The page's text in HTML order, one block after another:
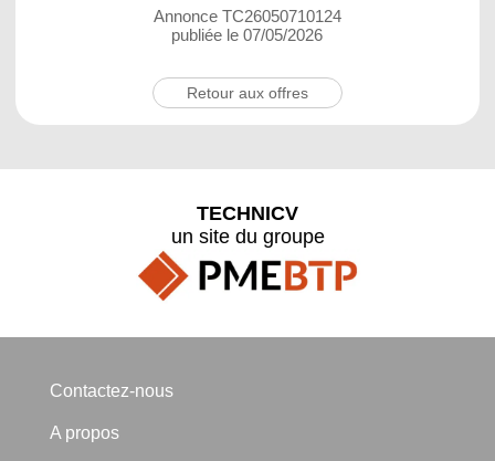
Annonce TC26050710124
publiée le 07/05/2026
Retour aux offres
TECHNICV
un site du groupe
Contactez-nous
A propos